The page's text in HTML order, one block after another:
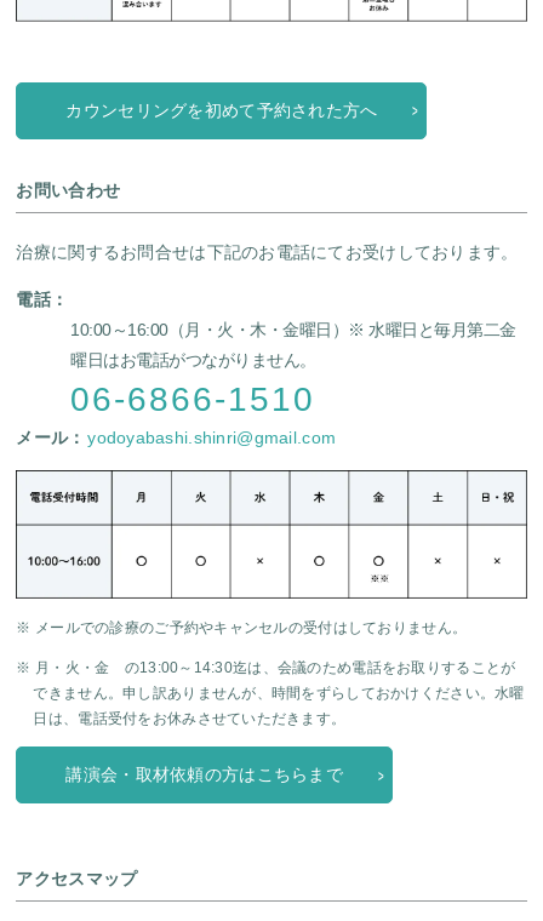
カウンセリングを初めて予約された方へ
お問い合わせ
治療に関するお問合せは下記のお電話にてお受けしております。
電話：
10:00～16:00（月・火・木・金曜日）
※ 水曜日と毎月第二金
曜日はお電話がつながりません。
06-6866-1510
メール： yodoyabashi.shinri@gmail.com
※ メールでの診療のご予約やキャンセルの受付はしておりません。
※ 月・火・金 の13:00～14:30迄は、会議のため電話をお取りすることが
できません。申し訳ありませんが、時間をずらしておかけください。水曜
日は、電話受付をお休みさせていただきます。
講演会・取材依頼の方はこちらまで
アクセスマップ